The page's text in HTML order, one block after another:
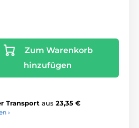
Zum Warenkorb
hinzufügen
Transport aus 23,35 €
›